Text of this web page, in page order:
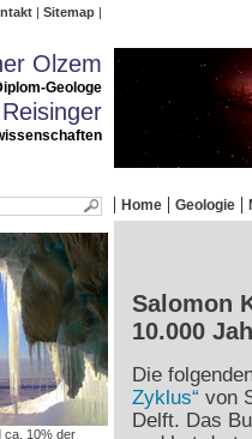
Sitemap
Olzem
Geologe
Home Geologie
ca. 10% der
Salomon
10.000
Die
Zyklus“ von
Delft. Das